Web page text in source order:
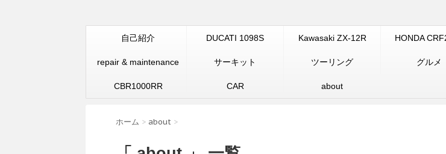
自己紹介 DUCATI 1098S Kawasaki ZX-12R HONDA
repair & maintenance サーキット ツーリング グルメ
CBR1000RR CAR about
ホーム > about >